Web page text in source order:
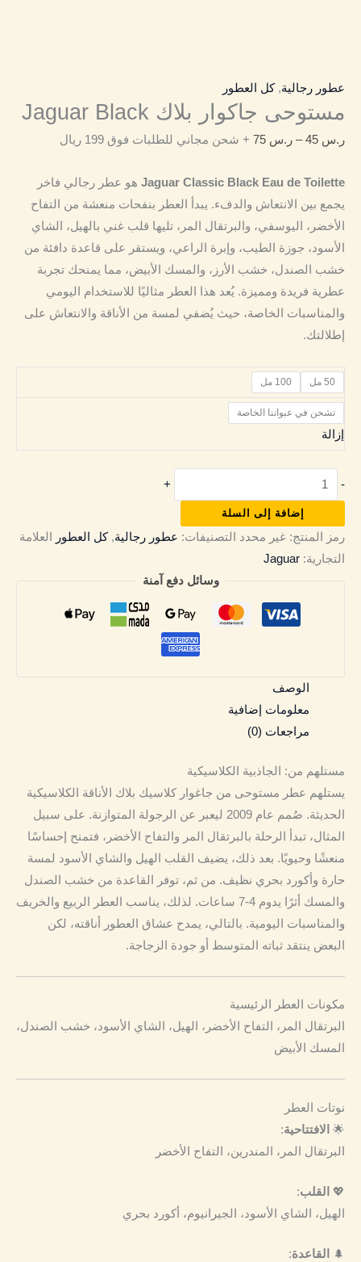
عطور رجالية,كل العطور
مستوحى جاكوار بلاك Jaguar Black
ر.س – ر.س + شحن مجاني للطلبات فوق 199 ريال
Jaguar Classic Black Eau de Toilette هو عطر رجالي فاخر
يجمع بين الانتعاش والدفء. يبدأ العطر بنفحات منعشة من التفاح
الأخضر، اليوسفي، والبرتقال المر، تليها قلب غني بالهيل، الشاي
الأسود، جوزة الطيب، وإبرة الراعي، ويستقر على قاعدة دافئة من
خشب الصندل، خشب الأرز، والمسك الأبيض، مما يمنحك تجربة
عطرية فريدة ومميزة. يُعد هذا العطر مثاليًا للاستخدام اليومي
والمناسبات الخاصة، حيث يُضفي لمسة من الأناقة والانتعاش على
إطلالتك.
50 مل 100 مل
تشحن في عبواتنا الخاصة
إزالة
-
+
إضافة إلى السلة
رمز المنتج: غير محدد التصنيفات: عطور رجالية,كل العطور
العلامة
التجارية: Jaguar
وسائل دفع آمنة
الوصف
معلومات إضافية
مراجعات (0)
مستلهم من: الجاذبية الكلاسيكية
يستلهم عطر مستوحى من جاغوار كلاسيك بلاك الأناقة الكلاسيكية
الحديثة. صُمم عام 2009 ليعبر عن الرجولة المتوازنة. على سبيل
المثال، تبدأ الرحلة بالبرتقال المر والتفاح الأخضر، فتمنح إحساسًا
منعشًا وحيويًا. بعد ذلك، يضيف القلب الهيل والشاي الأسود لمسة
حارة وأكورد بحري نظيف. من ثم، توفر القاعدة من خشب الصندل
والمسك أثرًا يدوم 4-7 ساعات. لذلك، يناسب العطر الربيع والخريف
والمناسبات اليومية. بالتالي، يمدح عشاق العطور أناقته، لكن
البعض ينتقد ثباته المتوسط أو جودة الزجاجة.
مكونات العطر الرئيسية
البرتقال المر، التفاح الأخضر، الهيل، الشاي الأسود، خشب الصندل،
المسك الأبيض
نوتات العطر
🌟 الافتتاحية:
البرتقال المر، المندرين، التفاح الأخضر
💖 القلب:
الهيل، الشاي الأسود، الجيرانيوم، أكورد بحري
🌲 القاعدة: